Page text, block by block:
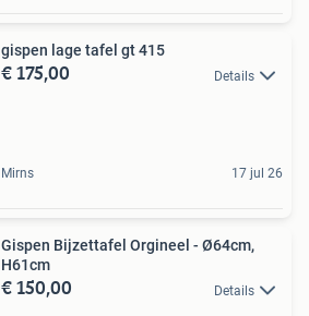
gispen lage tafel gt 415
€ 175,00 Details
Mirns 17 jul 26
Gispen Bijzettafel Orgineel - Ø64cm,
H61cm
€ 150,00 Details